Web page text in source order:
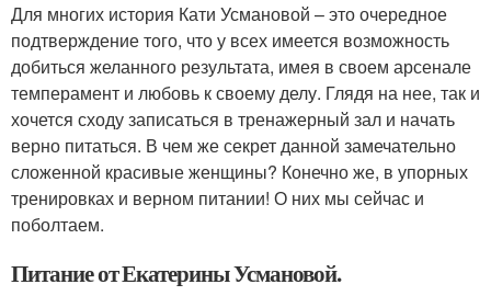
Для многих история Кати Усмановой – это очередное
подтверждение того, что у всех имеется возможность
добиться желанного результата, имея в своем арсенале
темперамент и любовь к своему делу. Глядя на нее, так и
хочется сходу записаться в тренажерный зал и начать
верно питаться. В чем же секрет данной замечательно
сложенной красивые женщины? Конечно же, в упорных
тренировках и верном питании! О них мы сейчас и
поболтаем.
Питание от Екатерины Усмановой.